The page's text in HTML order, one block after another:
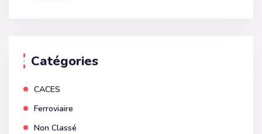
Catégories
CACES
Ferroviaire
Non Classé